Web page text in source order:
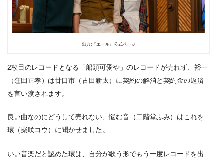
出典:『エール』公式ページ
2枚目のレコードとなる「船頭可愛や」のレコードが売れず、裕一
（窪田正孝）は廿日市（古田新太）に契約の解消と契約金の返済
を言い渡されます。
良い曲なのにどうして売れない、悩む音（二階堂ふみ）はこれを
環（柴咲コウ）に聞かせました。
いい音楽だと認めた環は、自分が歌う形でもう一度レコードを出